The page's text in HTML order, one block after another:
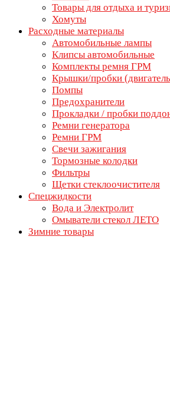
Товары для отдыха и
Хомуты
Расходные материалы
Автомобильные лампы
Клипсы автомобильные
Комплекты ремня ГРМ
Крышки/пробки
Помпы
Предохранители
Прокладки / пробки
Ремни генератора
Ремни ГРМ
Свечи зажигания
Тормозные колодки
Фильтры
Щетки стеклоочистителя
Спецжидкости
Вода и Электролит
Омыватели стекол ЛЕТО
Зимние товары